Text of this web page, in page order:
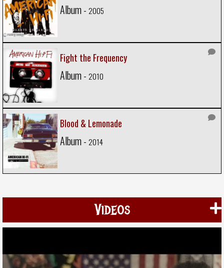
Album - 2005
Fight the Frequency
Album - 2010
Blood & Lemonade
Album - 2014
Videos